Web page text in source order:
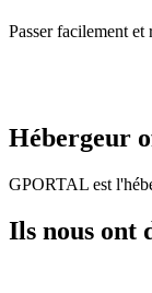
Passer facilement et
Hébergeur
GPORTAL est
Ils nous ont